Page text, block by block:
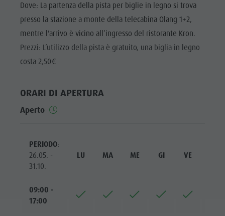
EVENTI
La Val
Pusteria
Alto Adige
Dolasilla
Dolasilla Saga
Eventi
Guide A-Z
Dove: La partenza della pista per biglie in legno si trova
presso la stazione a monte della telecabina Olang 1+2,
mentre l'arrivo è vicino all’ingresso del ristorante Kron.
Prezzi: L’utilizzo della pista è gratuito, una biglia in legno
costa 2,50€
ORARI DI APERTURA
Aperto
PERIODO:
26.05. -
31.10.
LU MA ME GI VE
09:00 -
17:00